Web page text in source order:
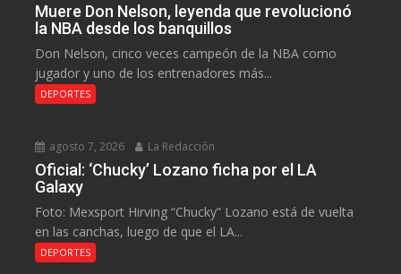
Muere Don Nelson, leyenda que revolucionó
la NBA desde los banquillos
Don Nelson, cinco veces campeón de la NBA como
jugador y uno de los entrenadores más...
DEPORTES
agosto 7, 2026 La Redacción
Oficial: ‘Chucky’ Lozano ficha por el LA
Galaxy
Foto: Mexsport Hirving “Chucky” Lozano está de vuelta
en las canchas, luego de que el LA...
DEPORTES